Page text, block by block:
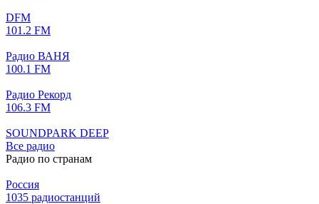
DFM
101.2 FM
Радио ВАНЯ
100.1 FM
Радио Рекорд
106.3 FM
SOUNDPARK DEEP
Все радио
Радио по странам
Россия
1035 радиостанций